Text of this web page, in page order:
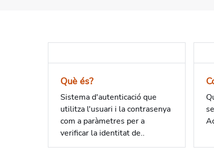
Què és?
Sistema d'autenticació que
utilitza l'usuari i la contrasenya
com a paràmetres per a
verificar la identitat de..